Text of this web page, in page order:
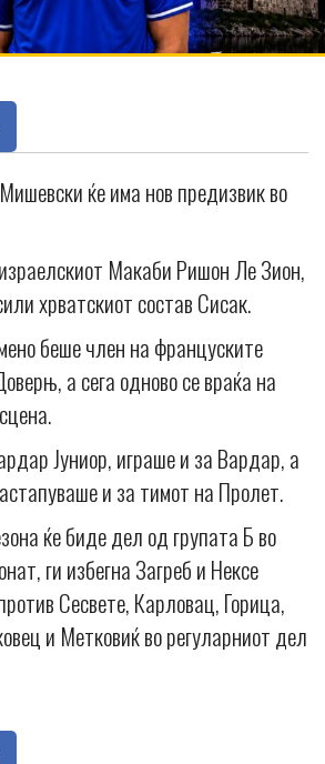
ќе има нов предизвик во
Макаби Ришон Ле Зион,
хрватскиот состав Сисак.
беше член на француските
а сега одново се враќа на
Јуниор, играше и за Вардар, а
и за тимот на Пролет.
ќе биде дел од групата Б во
ги избегна Загреб и Нексе
Сесвете, Карловац, Горица,
и Метковиќ во регуларниот дел